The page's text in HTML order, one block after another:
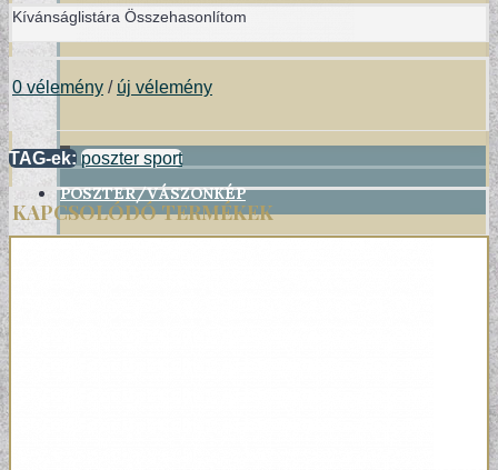
+
POSZTER/VÁSZONKÉP
Kívánságlistára Összehasonlítom
0 vélemény / új vélemény
TAG-ek: poszter sport
KAPCSOLÓDÓ TERMÉKEK